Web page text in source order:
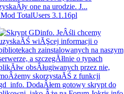
Mod TotalUsers 3.1.16pl